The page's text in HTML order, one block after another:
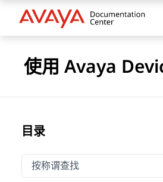
使用 Avaya
目录
按称谓筛选导航
输入内容以按称谓筛选导航项